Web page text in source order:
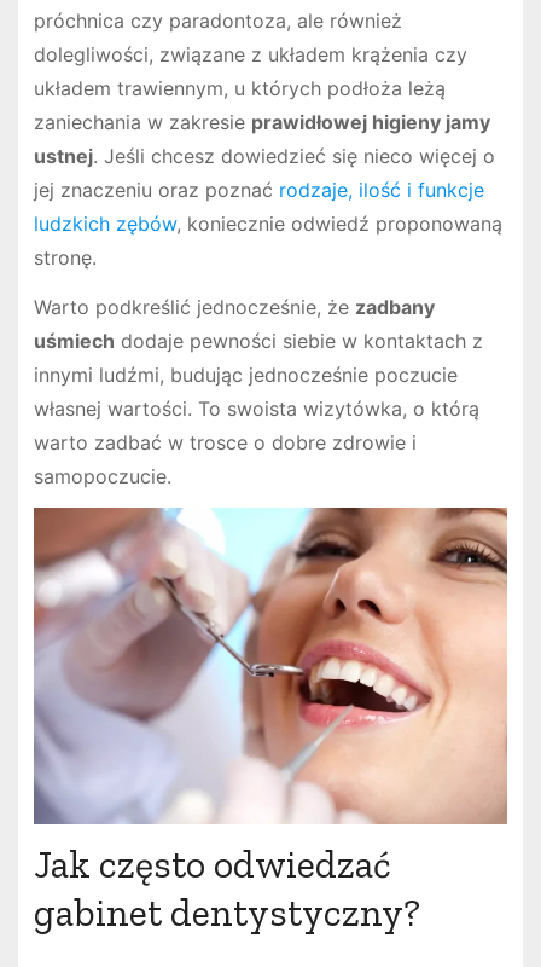
próchnica czy paradontoza, ale również
dolegliwości, związane z układem krążenia czy
układem trawiennym, u których podłoża leżą
zaniechania w zakresie prawidłowej higieny jamy
ustnej. Jeśli chcesz dowiedzieć się nieco więcej o
jej znaczeniu oraz poznać rodzaje, ilość i funkcje
ludzkich zębów, koniecznie odwiedź proponowaną
stronę.
Warto podkreślić jednocześnie, że zadbany
uśmiech dodaje pewności siebie w kontaktach z
innymi ludźmi, budując jednocześnie poczucie
własnej wartości. To swoista wizytówka, o którą
warto zadbać w trosce o dobre zdrowie i
samopoczucie.
Jak często odwiedzać
gabinet dentystyczny?